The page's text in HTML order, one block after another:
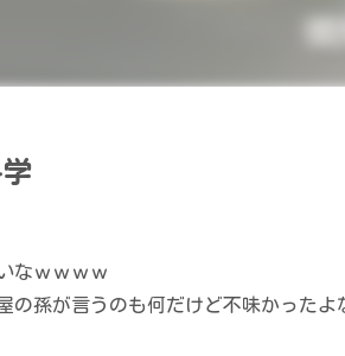
なｗｗｗｗ
の孫が言うのも何だけど不味かったよ